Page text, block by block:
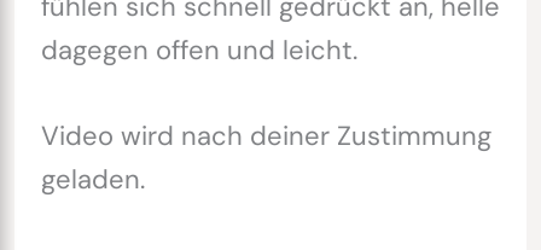
dagegen offen und leicht.
Video wird nach deiner Zustimmung
geladen.